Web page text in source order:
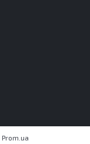
Prom.ua